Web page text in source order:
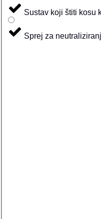
Sustav koji štiti kosu
Sprej za